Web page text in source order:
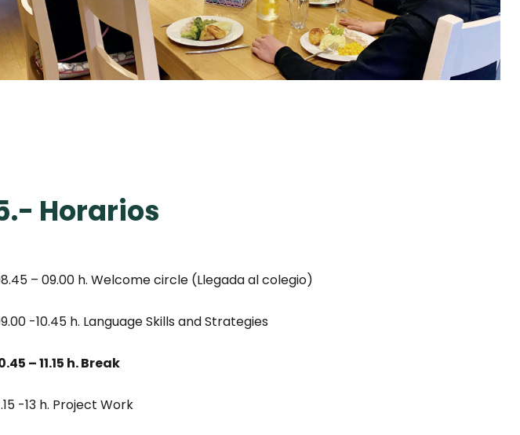
Horarios
– 09.00 h. Welcome circle (Llegada al colegio)
-10.45 h. Language Skills and Strategies
– 11.15 h. Break
-13 h. Project Work